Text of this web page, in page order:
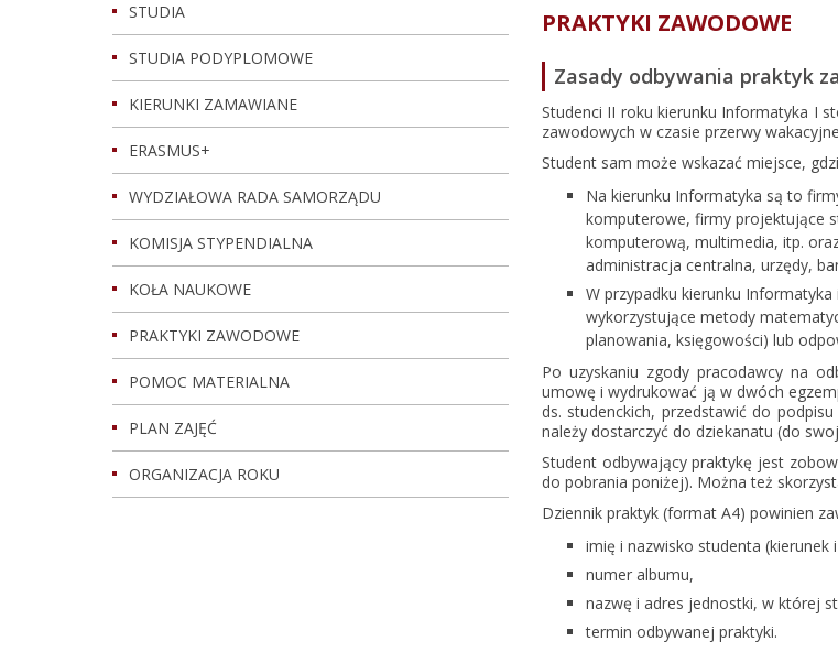
STUDIA
STUDIA PODYPLOMOWE
KIERUNKI ZAMAWIANE
ERASMUS+
WYDZIAŁOWA RADA SAMORZĄDU
KOMISJA STYPENDIALNA
KOŁA NAUKOWE
PRAKTYKI ZAWODOWE
POMOC MATERIALNA
PLAN ZAJĘĆ
ORGANIZACJA ROKU
PRAKTYKI ZAWODOWE
Zasady odbywania praktyk
Studenci II roku kierunku Informatyka I
zawodowych w czasie przerwy
Student sam może wskazać miejsce,
Na kierunku Informatyka są to
komputerowe, firmy projektujące
komputerową, multimedia, itp.
administracja centralna, urzędy,
W przypadku kierunku
wykorzystujące metody
planowania, księgowości) lub
Po uzyskaniu zgody pracodawcy na
umowę i wydrukować ją w dwóch
ds. studenckich, przedstawić do
należy dostarczyć do dziekanatu (do
Student odbywający praktykę jest
do pobrania poniżej). Można też
Dziennik praktyk (format A4) powinien
imię i nazwisko studenta
numer albumu,
nazwę i adres jednostki, w której
termin odbywanej praktyki.